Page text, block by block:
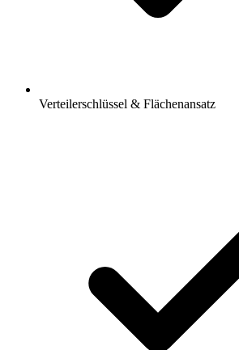
Verteilerschlüssel & Flächenansatz